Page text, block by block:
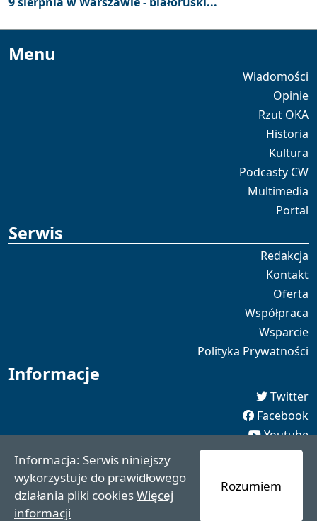
Menu
Wiadomości
Opinie
Rzut OKA
Historia
Kultura
Podcasty CW
Multimedia
Portal
Serwis
Redakcja
Kontakt
Oferta
Współpraca
Wsparcie
Polityka Prywatności
Informacje
Twitter
Facebook
Youtube
Spotify
redakcja [[]] czaswschodni.pl
czaswschodni.pl 2021 - 2025
Informacja: Serwis niniejszy
wykorzystuje do prawidłowego
działania pliki cookiesWięcej
informacji
Rozumiem